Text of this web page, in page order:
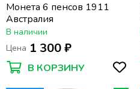
Монета 6 пенсов 1911
Австралия
В наличии
Цена 1 300 ₽
В КОРЗИНУ